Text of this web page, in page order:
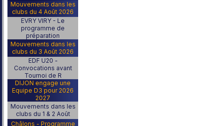
Mouvements dans les
clubs du 4 Août 2026
EVRY VIRY - Le
programme de
préparation
Mouvements dans les
clubs du 3 Août 2026
EDF U20 -
Convocations avant
Tournoi de R
DIJON engage une
Equipe D3 pour 2026
2027
Mouvements dans les
clubs du 1 & 2 Août
Châlons - Programme